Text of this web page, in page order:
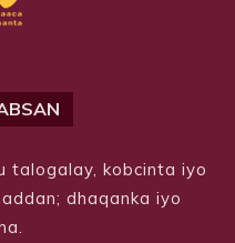
talogalay, kobcinta iyo
dhaqanka iyo